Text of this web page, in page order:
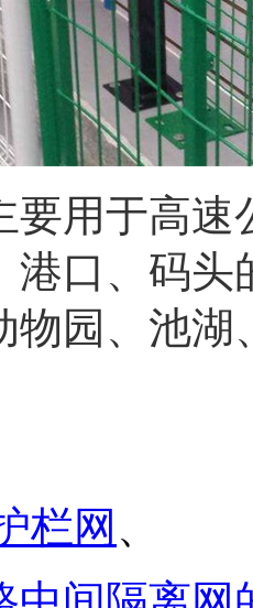
要用于高速
港口、码
物园、池
栏网 、